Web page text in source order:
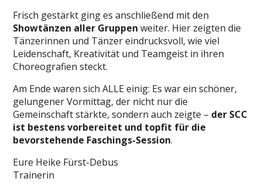
Frisch gestärkt ging es anschließend mit den
Showtänzen aller Gruppen weiter. Hier zeigten die
Tänzerinnen und Tänzer eindrucksvoll, wie viel
Leidenschaft, Kreativität und Teamgeist in ihren
Choreografien steckt.
Am Ende waren sich ALLE einig: Es war ein schöner,
gelungener Vormittag, der nicht nur die
Gemeinschaft stärkte, sondern auch zeigte – der SCC
ist bestens vorbereitet und topfit für die
bevorstehende Faschings-Session.
Eure Heike Fürst-Debus
Trainerin